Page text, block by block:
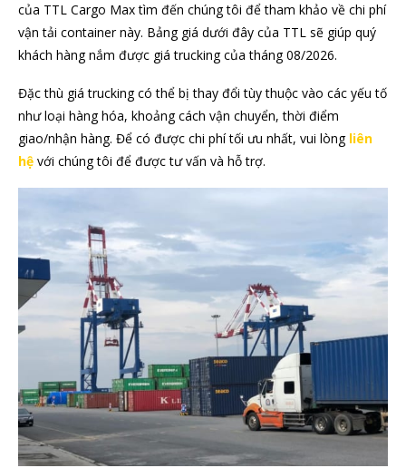
của TTL Cargo Max tìm đến chúng tôi để tham khảo về chi phí
vận tải container này. Bảng giá dưới đây của TTL sẽ giúp quý
khách hàng nắm được giá trucking của tháng 08/2026.
Đặc thù giá trucking có thể bị thay đổi tùy thuộc vào các yếu tố
như loại hàng hóa, khoảng cách vận chuyển, thời điểm
giao/nhận hàng. Để có được chi phí tối ưu nhất, vui lòng liên
hệ với chúng tôi để được tư vấn và hỗ trợ.